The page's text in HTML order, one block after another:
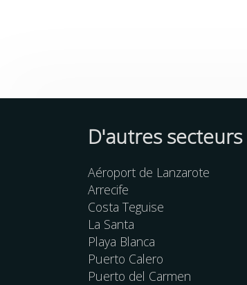
D'autressecteurs
Aéroport de Lanzarote
Arrecife
Costa Teguise
La Santa
Playa Blanca
Puerto Calero
Puerto del Carmen